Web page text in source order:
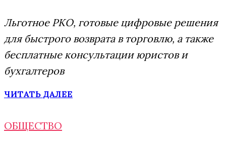
Льготное РКО, готовые цифровые решения
для быстрого возврата в торговлю, а также
бесплатные консультации юристов и
бухгалтеров
ЧИТАТЬ ДАЛЕЕ
ОБЩЕСТВО